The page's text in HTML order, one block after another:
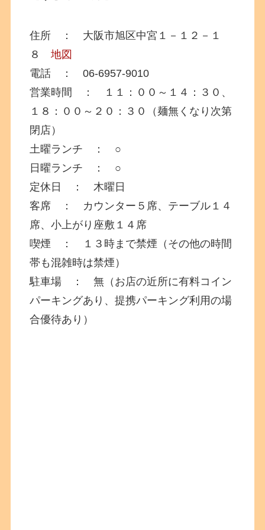
住所 ： 大阪市旭区中宮１－１２－１
８地図
電話 ： 06-6957-9010
営業時間 ： １１：００～１４：３０、
１８：００～２０：３０（麺無くなり次第
閉店）
土曜ランチ ： ○
日曜ランチ ： ○
定休日 ： 木曜日
客席 ： カウンター５席、テーブル１４
席、小上がり座敷１４席
喫煙 ： １３時まで禁煙（その他の時間
帯も混雑時は禁煙）
駐車場 ： 無（お店の近所に有料コイン
パーキングあり、提携パーキング利用の場
合優待あり）